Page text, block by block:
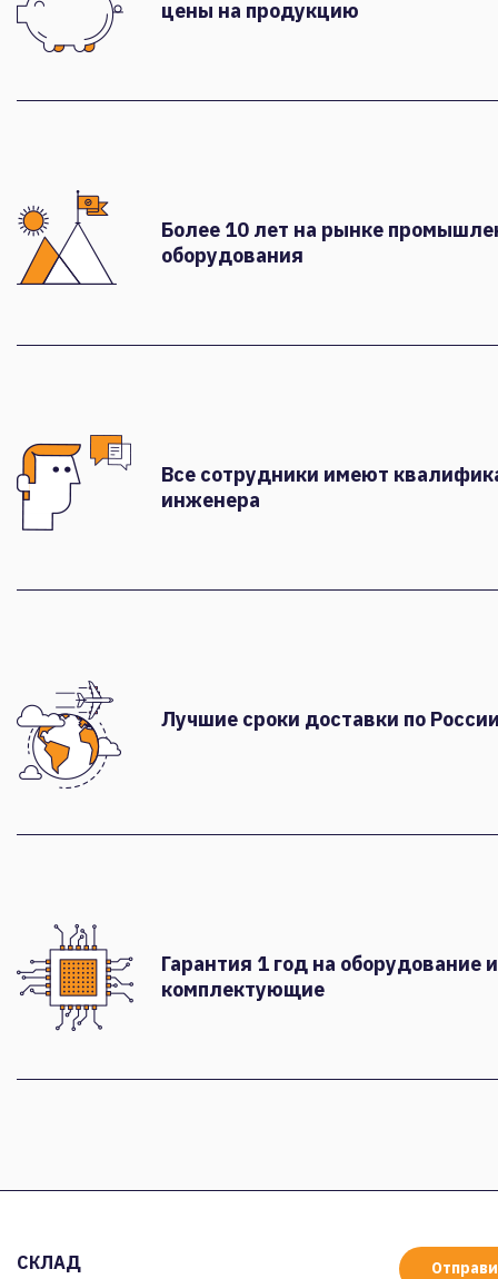
цены на продукцию
Более 10 лет на рынке
оборудования
Все сотрудники имеют
инженера
Лучшие сроки доставки по
Гарантия 1 год на оборудование и
комплектующие
СКЛАД